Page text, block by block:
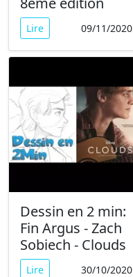
Lire 09/11/2020
Dessin en 2 min:
Fin Argus - Zach
Sobiech - Clouds
Lire 30/10/2020